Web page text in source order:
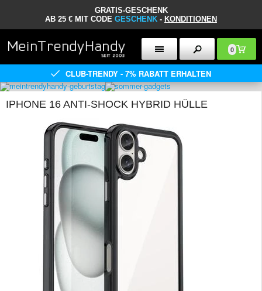
GRATIS-GESCHENK
AB 25 € MIT CODE GESCHENK - KONDITIONEN
0
CLUB-TRENDY - 7% RABATT ERHALTEN
IPHONE 16 ANTI-SHOCK HYBRID HÜLLE